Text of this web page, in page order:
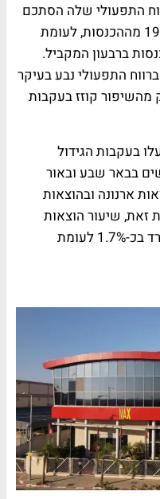
התפעולי שלה הסתכם
בכ-77 מיליון שקלים, שהם כ-19.2% מההכנסות, לעומת
שקל וכ-13.1% מההכנסות ברבעון המקביל.
כ-74%. הגידול ברווח התפעולי נבע בעיקר
מהשיפור קוזז בעקבות
בעקבות הגידול
בבאר שבע ובאור
ארנונה ובהוצאות
זאת, שיעור הוצאות
המכירה והשיווק מתוך ההכנסות ירד בכ-1.7% לעומת